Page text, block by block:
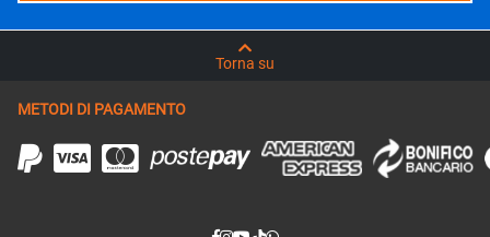
Torna su
METODI DI PAGAMENTO